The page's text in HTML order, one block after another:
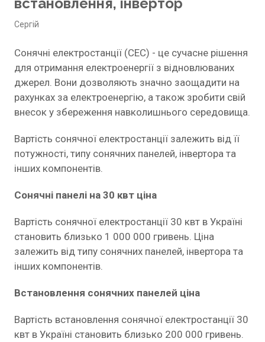
Сергій
Сонячні електростанції (СЕС) - це сучасне рішення
для отримання електроенергії з відновлюваних
джерел. Вони дозволяють значно заощадити на
рахунках за електроенергію, а також зробити свій
внесок у збереження навколишнього середовища.
Вартість сонячної електростанції залежить від її
потужності, типу сонячних панелей, інвертора та
інших компонентів.
Сонячні панелі на 30 квт ціна
Вартість сонячної електростанції 30 квт в Україні
становить близько 1 000 000 гривень. Ціна
залежить від типу сонячних панелей, інвертора та
інших компонентів.
Встановлення сонячних панелей ціна
Вартість встановлення сонячної електростанції 30
квт в Україні становить близько 200 000 гривень.